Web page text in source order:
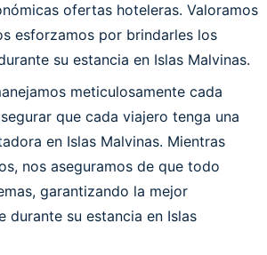
ofertas hoteleras. Valoramos
esforzamos por brindarles los
su estancia en Islas Malvinas.
meticulosamente cada
que cada viajero tenga una
en Islas Malvinas. Mientras
nos aseguramos de que todo
garantizando la mejor
durante su estancia en Islas